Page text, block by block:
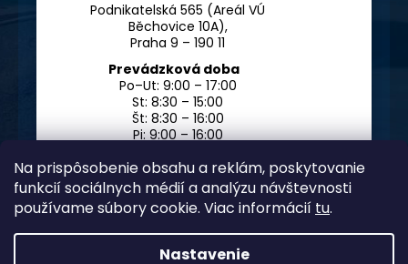
Na prispôsobenie obsahu a reklám, poskytovanie
funkcií sociálnych médií a analýzu návštevnosti
používame súbory cookie. Viac informácií tu.
Nastavenie
Podnikatelská 565 (Areál VÚ
Běchovice 10A),
Praha 9 – 190 11
Prevádzková doba
Po–Ut: 9:00 – 17:00
St: 8:30 – 15:00
Št: 8:30 – 16:00
Pi: 9:00 – 16:00